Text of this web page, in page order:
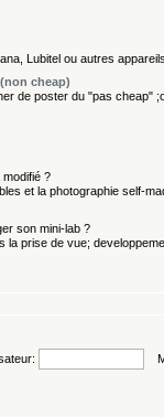
Lubitel ou autres
cheap)
de poster du "pas cheap"
?
et la photographie self-
son mini-lab ?
la prise de vue;